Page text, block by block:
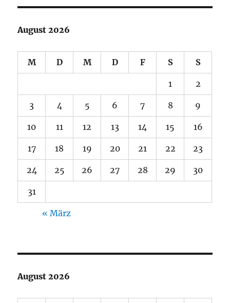
August 2026
M D M D F S S
1 2
3 4 5 6 7 8 9
10 11 12 13 14 15 16
17 18 19 20 21 22 23
24 25 26 27 28 29 30
31
« März
August 2026